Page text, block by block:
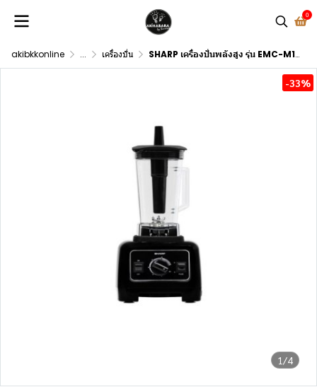
0
akibkkonline ... เครื่องปั่น SHARP เครื่องปั่นพลังสูง รุ่น EMC-M1501
1/4
-33%